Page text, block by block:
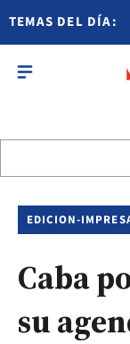
TEMAS DEL DÍA:
EDICION-
Caba
su